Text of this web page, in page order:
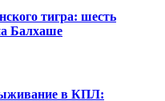
тигра: шесть
Балхаше
в КПЛ: